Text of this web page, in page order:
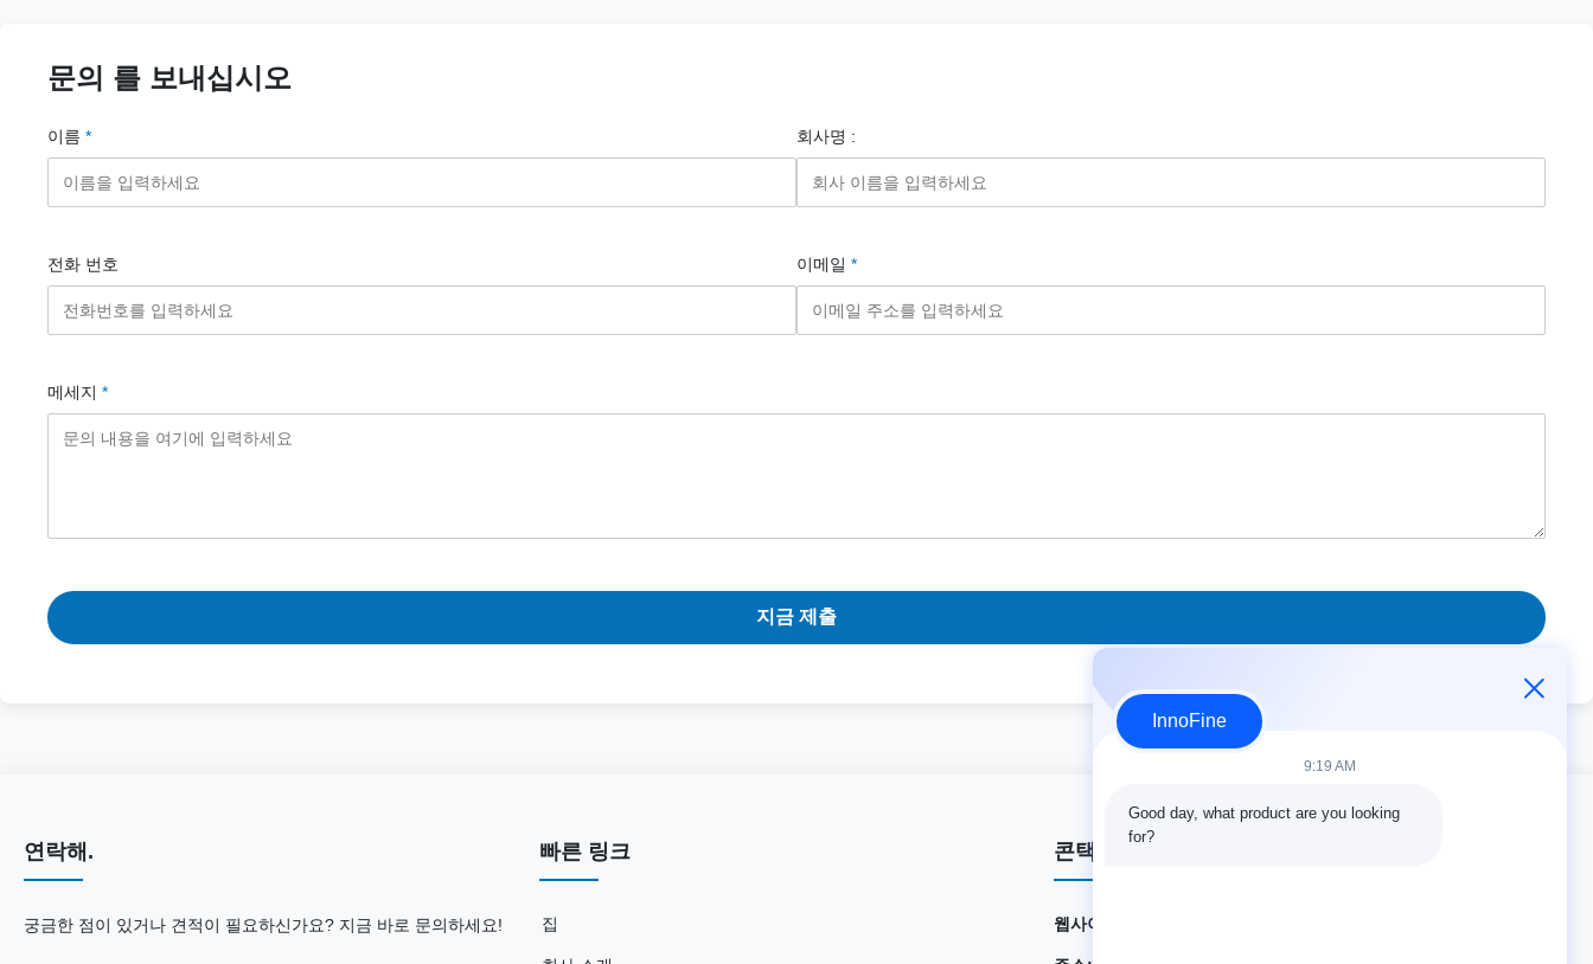
문의 를 보내십시오
이름 * 회사명 :
전화 번호 이메일 *
메세지 *
지금 제출
연락해.
궁금한 점이 있거나 견적이 필요하신가요? 지금 바로 문의하세요!
빠른 링크
집
콘택트 세목
웹사이트:
InnoFine
9:19 AM
Good day, what product are you looking
for?